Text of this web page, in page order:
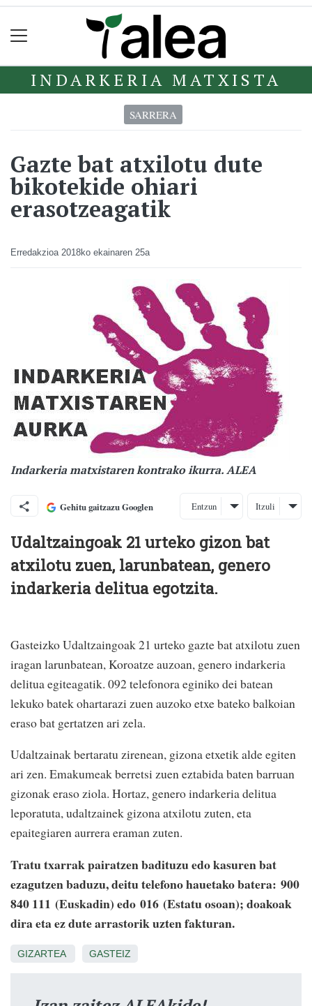
INDARKERIA MATXISTA
SARRERA
Gazte bat atxilotu dute
bikotekide ohiari
erasotzeagatik
Erredakzioa 2018ko ekainaren 25a
Indarkeria matxistaren kontrako ikurra. ALEA
Gehitu gaitzazu Googlen Entzun Itzuli
Udaltzaingoak 21 urteko gizon bat
atxilotu zuen, larunbatean, genero
indarkeria delitua egotzita.
Gasteizko Udaltzaingoak 21 urteko gazte bat atxilotu zuen
iragan larunbatean, Koroatze auzoan, genero indarkeria
delitua egiteagatik. 092 telefonora eginiko dei batean
lekuko batek ohartarazi zuen auzoko etxe bateko balkoian
eraso bat gertatzen ari zela.
Udaltzainak bertaratu zirenean, gizona etxetik alde egiten
ari zen. Emakumeak berretsi zuen eztabida baten barruan
gizonak eraso ziola. Hortaz, genero indarkeria delitua
leporatuta, udaltzainek gizona atxilotu zuten, eta
epaitegiaren aurrera eraman zuten.
Tratu txarrak pairatzen badituzu edo kasuren bat
ezagutzen baduzu, deitu telefono hauetako batera: 900
840 111 (Euskadin) edo 016 (Estatu osoan); doakoak
dira eta ez dute arrastorik uzten fakturan.
GIZARTEA GASTEIZ